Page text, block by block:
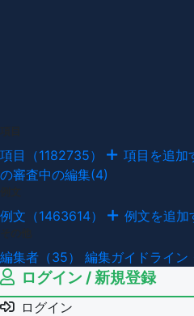
項目（1182735） 項目を追加
の審査中の編集(4)
例文（1463614） 例文を追加
編集者（35） 編集ガイドライン
ログイン / 新規登録
ログイン